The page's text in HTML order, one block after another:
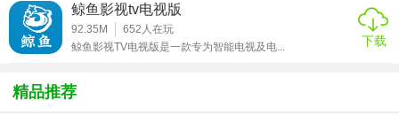
的剧集，节省查找时间。
4. 个性化推荐：根据用户的观看历史和偏好，智能推荐符合
影的趣味性和多样性。
鲸鱼影视tv电视版
92.35M 652 人在玩
鲸鱼影视TV电视版是一款专为智能电视及电...
下载
精品推荐